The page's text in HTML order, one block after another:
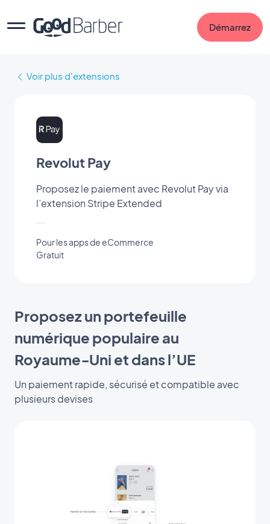
Démarrez
Voir plus d'extensions
Revolut Pay
Proposez le paiement avec Revolut Pay via
l’extension Stripe Extended
Pour les apps de eCommerce
Gratuit
Proposez un portefeuille
numérique populaire au
Royaume‑Uni et dans l’UE
Un paiement rapide, sécurisé et compatible avec
plusieurs devises